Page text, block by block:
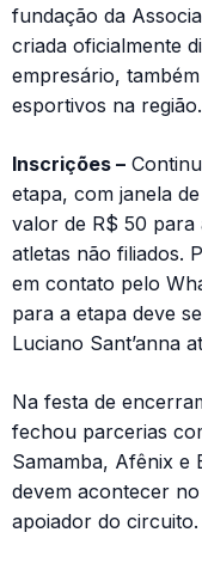
fundação da
criada oficialmente
empresário,
esportivos na região.
Inscrições –
etapa, com janela
valor de R$ 50 para
atletas não filiados.
em contato pelo
para a etapa deve
Luciano Sant’anna
Na festa de
fechou parcerias
Samamba, Afênix e
devem acontecer
apoiador do circuito.